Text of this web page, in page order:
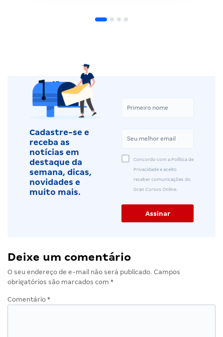
Cadastre-se e
receba as
notícias em
destaque da
semana, dicas,
novidades e
muito mais.
Concordo com a Política de
Privacidade e aceito
receber comunicações do
Gran Cursos Online.
Deixe um comentário
O seu endereço de e-mail não será publicado. Campos
obrigatórios são marcados com *
Comentário *